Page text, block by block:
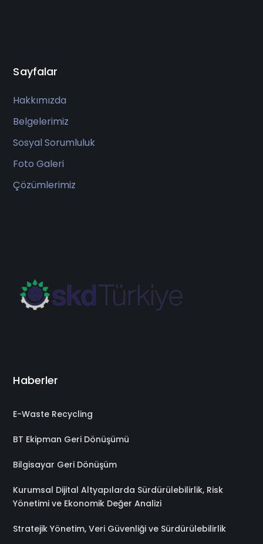
Sayfalar
Hakkımızda
Belgelerimiz
Sosyal Sorumluluk
Foto Galeri
Çözümlerimiz
Haberler
E-Waste Recycling
BT Ekipman Geri Dönüşümü
Bilgisayar Geri Dönüşüm
Kurumsal Dijital Altyapılarda Sürdürülebilirlik, Risk
Yönetimi ve Ekonomik Değer Analizi
Stratejik Yönetim, Veri Güvenliği ve Sürdürülebilirlik